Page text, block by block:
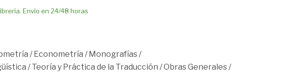
Envío en 24/48 horas
/Econometría /Monografías/
/Teoría y Práctica de la Traducción /Obras Generales/